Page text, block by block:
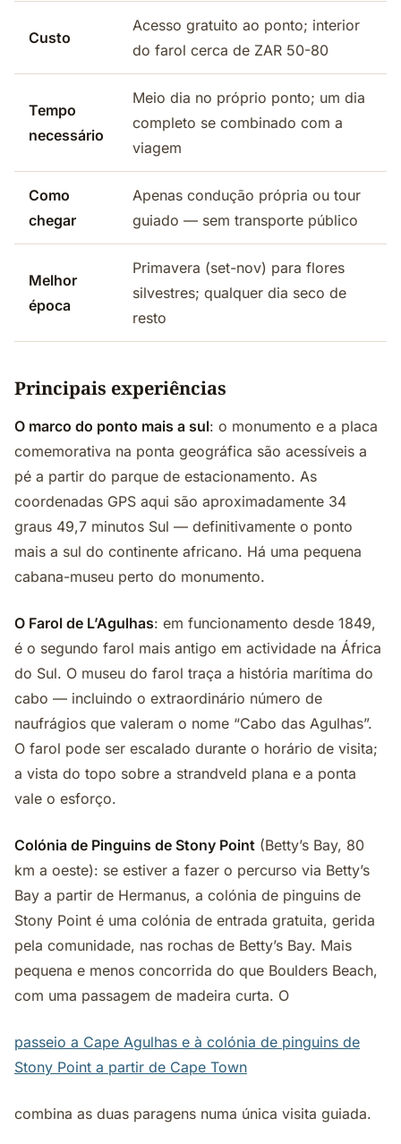
Custo
Acesso gratuito ao ponto; interior
do farol cerca de ZAR 50-80
Tempo
necessário
Meio dia no próprio ponto; um dia
completo se combinado com a
viagem
Como
chegar
Apenas condução própria ou tour
guiado — sem transporte público
Melhor
época
Primavera (set-nov) para flores
silvestres; qualquer dia seco de
resto
Principais experiências
O marco do ponto mais a sul: o monumento e a placa
comemorativa na ponta geográfica são acessíveis a
pé a partir do parque de estacionamento. As
coordenadas GPS aqui são aproximadamente 34
graus 49,7 minutos Sul — definitivamente o ponto
mais a sul do continente africano. Há uma pequena
cabana-museu perto do monumento.
O Farol de L’Agulhas: em funcionamento desde 1849,
é o segundo farol mais antigo em actividade na África
do Sul. O museu do farol traça a história marítima do
cabo — incluindo o extraordinário número de
naufrágios que valeram o nome “Cabo das Agulhas”.
O farol pode ser escalado durante o horário de visita;
a vista do topo sobre a strandveld plana e a ponta
vale o esforço.
Colónia de Pinguins de Stony Point (Betty’s Bay, 80
km a oeste): se estiver a fazer o percurso via Betty’s
Bay a partir de Hermanus, a colónia de pinguins de
Stony Point é uma colónia de entrada gratuita, gerida
pela comunidade, nas rochas de Betty’s Bay. Mais
pequena e menos concorrida do que Boulders Beach,
com uma passagem de madeira curta. O
passeio a Cape Agulhas e à colónia de pinguins de
Stony Point a partir de Cape Town
combina as duas paragens numa única visita guiada.